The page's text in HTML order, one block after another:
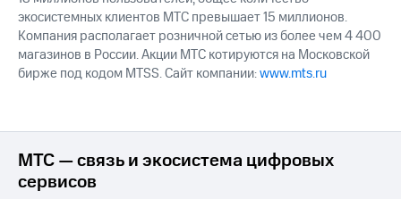
экосистемных клиентов МТС превышает 15 миллионов.
Компания располагает розничной сетью из более чем 4 400
магазинов в России. Акции МТС котируются на Московской
бирже под кодом MTSS. Сайт компании:www.mts.ru
МТС — связь и экосистема цифровых
сервисов